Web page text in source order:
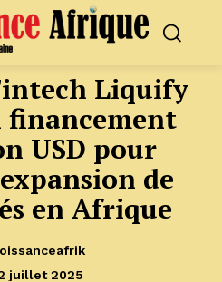
Liquify
USD pour
de
en Afrique
juillet 2025